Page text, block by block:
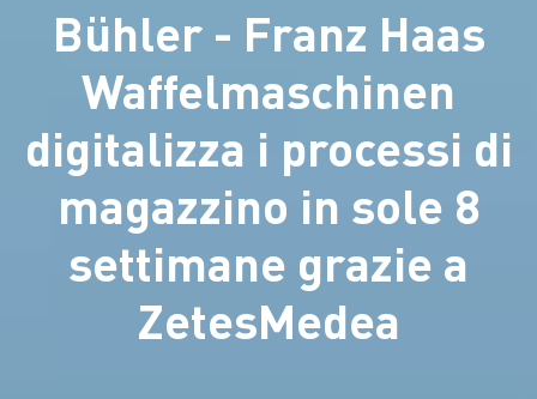
Bühler - Franz Haas
Waffelmaschinen
digitalizza i processi di
magazzino in sole 8
settimane grazie a
ZetesMedea